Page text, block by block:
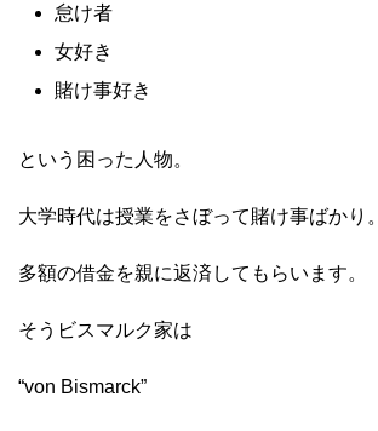
怠け者
女好き
賭け事好き
という困った人物。
大学時代は授業をさぼって賭け事ばかり。
多額の借金を親に返済してもらいます。
そうビスマルク家は
“von Bismarck”